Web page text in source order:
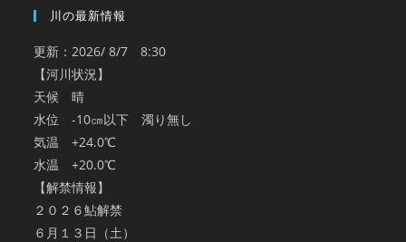
川の最新情報
更新：2026/ 8/7 8:30
【河川状況】
天候 晴
水位 -10㎝以下 濁り無し
気温 +24.0℃
水温 +20.0℃
【解禁情報】
２０２６鮎解禁
６月１３日（土）